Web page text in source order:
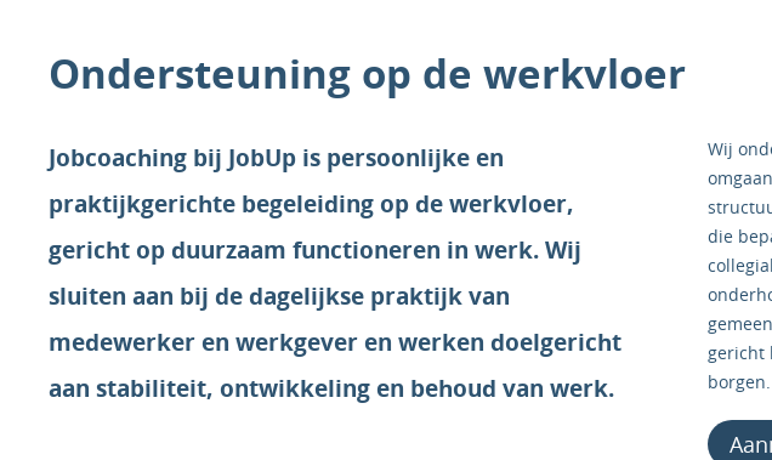
Ondersteuning op de werkvloer
Jobcoaching bij JobUp is persoonlijke en
praktijkgerichte begeleiding op de werkvloer,
gericht op duurzaam functioneren in werk. Wij
sluiten aan bij de dagelijkse praktijk van
medewerker en werkgever en werken doelgericht
aan stabiliteit, ontwikkeling en behoud van werk.
Wij
die
gericht
borgen.